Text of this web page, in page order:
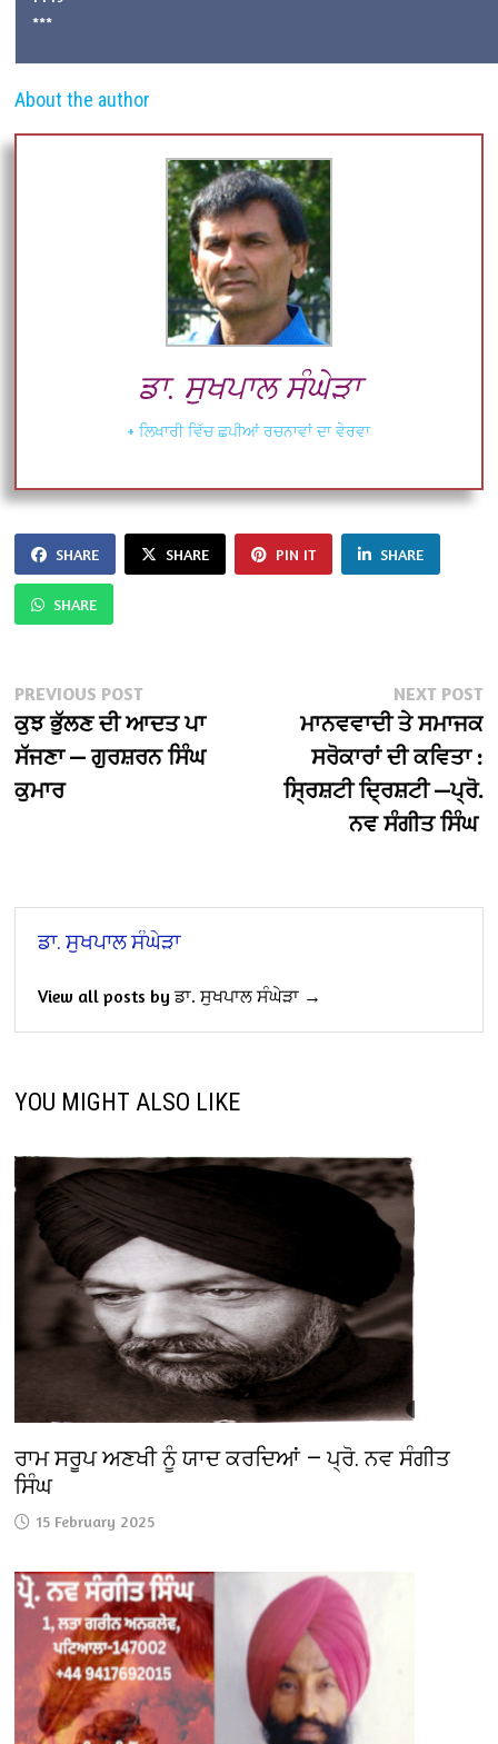
***
About the author
ਡਾ. ਸੁਖਪਾਲ ਸੰਘੇੜਾ
+ ਲਿਖਾਰੀ ਵਿੱਚ ਛਪੀਆਂ ਰਚਨਾਵਾਂ ਦਾ ਵੇਰਵਾ
SHARE SHARE PIN IT SHARE
SHARE
Post
navigation
PREVIOUS POSTPrevious
post:
ਕੁਝ ਭੁੱਲਣ ਦੀ ਆਦਤ ਪਾ
ਸੱਜਣਾ — ਗੁਰਸ਼ਰਨ ਸਿੰਘ
ਕੁਮਾਰ
NEXT POST
ਮਾਨਵਵਾਦੀ ਤੇ ਸਮਾਜਕ
ਸਰੋਕਾਰਾਂ ਦੀ ਕਵਿਤਾ :
ਸ੍ਰਿਸ਼ਟੀ ਦ੍ਰਿਸ਼ਟੀ —ਪ੍ਰੋ.
ਨਵ ਸੰਗੀਤ ਸਿੰਘ
ਡਾ. ਸੁਖਪਾਲ ਸੰਘੇੜਾ
View all posts by ਡਾ. ਸੁਖਪਾਲ ਸੰਘੇੜਾ →
YOU MIGHT ALSO LIKE
ਰਾਮ ਸਰੂਪ ਅਣਖੀ ਨੂੰ ਯਾਦ ਕਰਦਿਆਂ — ਪ੍ਰੋ. ਨਵ ਸੰਗੀਤ
ਸਿੰਘ
15 February 2025